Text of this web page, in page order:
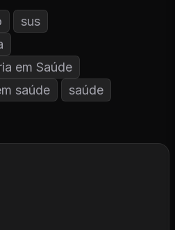
sus
em Saúde
saúde
saúde